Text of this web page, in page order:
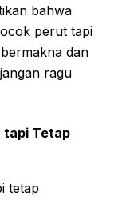
bahwa
perut tapi
dan
ragu
tapi Tetap
tetap